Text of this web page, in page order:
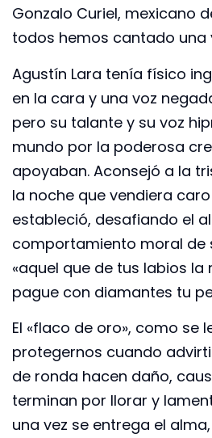
Gonzalo Curiel, mexicano
todos hemos cantado una
Agustín Lara tenía físico
en la cara y una voz
pero su talante y su voz
mundo por la poderosa
apoyaban. Aconsejó a la
la noche que vendiera
estableció, desafiando el
comportamiento moral de
«aquel que de tus labios la
pague con diamantes tu
El «flaco de oro», como se
protegernos cuando
de ronda hacen daño,
terminan por llorar y
una vez se entrega el